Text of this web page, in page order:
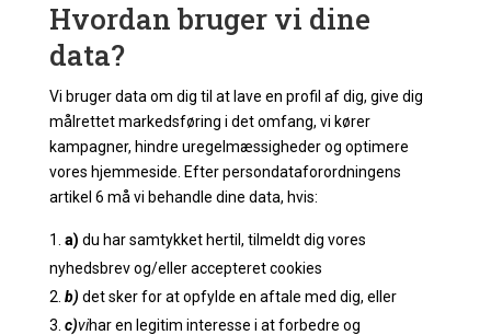
Hvordan bruger vi dine
data?
Vi bruger data om dig til at lave en profil af dig, give dig
målrettet markedsføring i det omfang, vi kører
kampagner, hindre uregelmæssigheder og optimere
vores hjemmeside. Efter persondataforordningens
artikel 6 må vi behandle dine data, hvis:
a) du har samtykket hertil, tilmeldt dig vores
nyhedsbrev og/eller accepteret cookies
b) det sker for at opfylde en aftale med dig, eller
c)vihar en legitim interesse i at forbedre og